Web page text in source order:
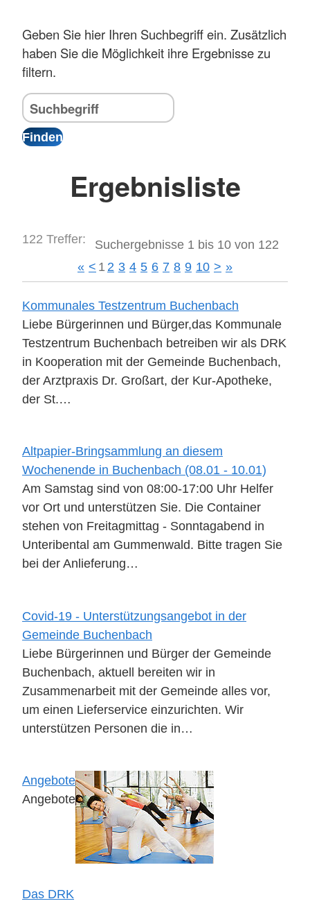
Geben Sie hier Ihren Suchbegriff ein. Zusätzlich
haben Sie die Möglichkeit ihre Ergebnisse zu
filtern.
Ergebnisliste
122 Treffer:
Suchergebnisse 1 bis 10 von 122
« < 1 2 3 4 5 6 7 8 9 10 > »
Kommunales Testzentrum Buchenbach
Liebe Bürgerinnen und Bürger,das Kommunale
Testzentrum Buchenbach betreiben wir als DRK
in Kooperation mit der Gemeinde Buchenbach,
der Arztpraxis Dr. Großart, der Kur-Apotheke,
der St.…
Altpapier-Bringsammlung an diesem
Wochenende in Buchenbach (08.01 - 10.01)
Am Samstag sind von 08:00-17:00 Uhr Helfer
vor Ort und unterstützen Sie. Die Container
stehen von Freitagmittag - Sonntagabend in
Unteribental am Gummenwald. Bitte tragen Sie
bei der Anlieferung…
Covid-19 - Unterstützungsangebot in der
Gemeinde Buchenbach
Liebe Bürgerinnen und Bürger der Gemeinde
Buchenbach, aktuell bereiten wir in
Zusammenarbeit mit der Gemeinde alles vor,
um einen Lieferservice einzurichten. Wir
unterstützen Personen die in…
Angebote
Angebote
Das DRK